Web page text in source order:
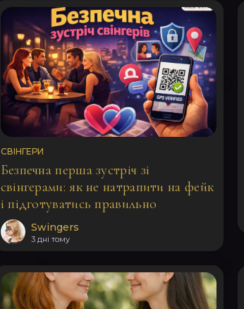
СВІНГЕРИ
Безпечна перша зустріч зі
свінгерами: як не натрапити на фейк
і підготуватись правильно
Swingers
3 дні тому